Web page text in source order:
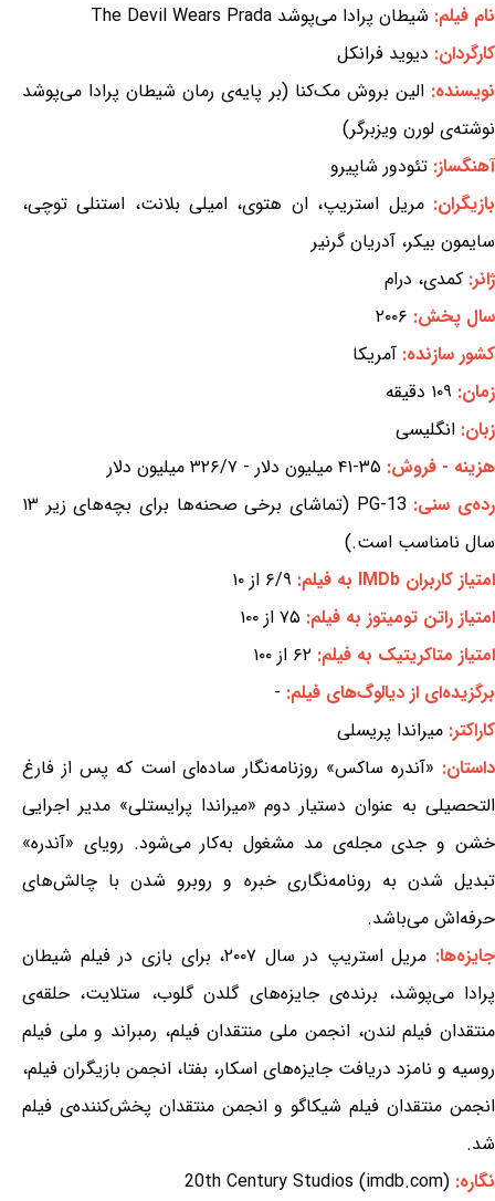
نام فیلم: شیطان پرادا می‌پوشد The Devil Wears Prada
کارگردان: دیوید فرانکل
نویسنده:الین بروش مک‌کنا (بر پایه‌ی رمان شیطان پرادا می‌پوشد
نوشته‌ی لورن ویزبرگر)
آهنگساز: تئودور شاپیرو
بازیگران:مریل استریپ، ان هتوی، امیلی بلانت، استنلی توچی،
سایمون بیکر، آدریان گرنیر
ژانر: کمدی، درام
سال پخش: ۲۰۰۶
کشور سازنده: آمریکا
زمان: ۱۰۹ دقیقه
زبان: انگلیسی
هزینه - فروش: ۳۵-۴۱ میلیون دلار - ۳۲۶/۷ میلیون دلار
رده‌ی سنی:
PG-13 (تماشای برخی صحنه‌ها برای بچه‌های زیر ۱۳
سال نامناسب است.)
امتیاز کاربران IMDb به فیلم:
۶/۹ از ۱۰
امتیاز راتن تومیتوز به فیلم: ۷۵ از ۱۰۰
امتیاز متاکریتیک به فیلم: ۶۲ از ۱۰۰
برگزیده‌ای از دیالوگ‌های فیلم: -
کاراکتر: میراندا پریسلی
داستان: «آندره ساکس» روزنامه‌نگار ساده‌ای است که پس از فارغ
التحصیلی به عنوان دستیار دوم «میراندا پرایستلی» مدیر اجرایی
خشن و جدی مجله‌ی مد مشغول به‌کار می‌شود. رویای «آندره»
تبدیل شدن به رونامه‌نگاری خبره و روبرو شدن با چالش‌های
حرفه‌اش می‌باشد.
جایزه‌ها:
مریل استریپ در سال ۲۰۰۷، برای بازی در فیلم شیطان
پرادا می‌پوشد، برنده‌ی جایزه‌های گلدن گلوب، ستلایت، حلقه‌ی
منتقدان فیلم لندن، انجمن ملی منتقدان فیلم، رمبراند و ملی فیلم
روسیه و نامزد دریافت جایزه‌های اسکار، بفتا، انجمن بازیگران فیلم،
انجمن منتقدان فیلم شیکاگو و انجمن منتقدان پخش‌کننده‌ی فیلم
شد.
نگاره: 20th Century Studios (imdb.com)